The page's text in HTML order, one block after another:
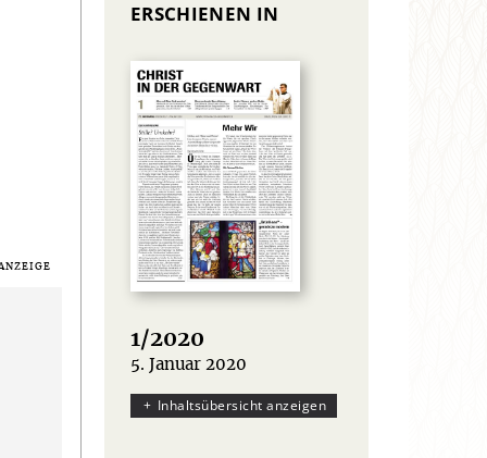
ERSCHIENEN IN
1/2020
:
5. Januar 2020
Inhaltsübersicht anzeigen